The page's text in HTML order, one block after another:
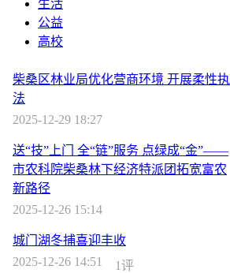
生活
公益
高校
柴桑区林业局优化营商环境 开展柔性执
法
2025-12-29 18:27
送“技”上门 全“链”服务 点绿成“金”——
市农科院柴桑林下经济特派团拓宽富农
新路径
2025-12-26 15:14
城门湖冬捕喜迎丰收
2025-12-26 14:51
1评